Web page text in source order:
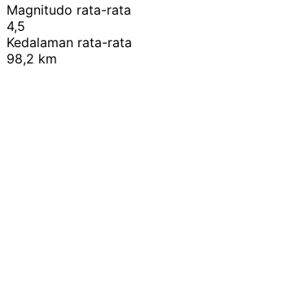
Magnitudo rata-rata
4,5
Kedalaman rata-rata
98,2 km